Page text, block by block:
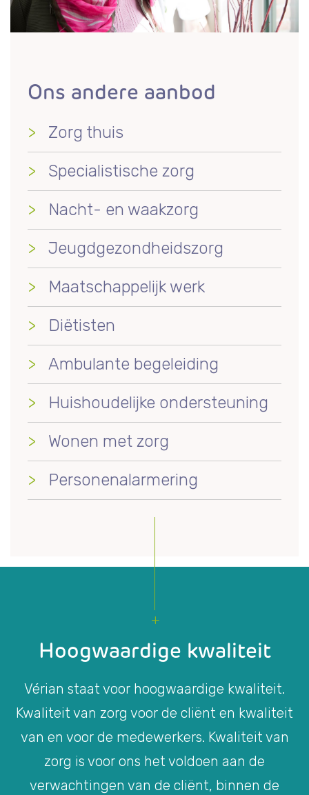
Ons andere aanbod
Zorg thuis
Specialistische zorg
Nacht- en waakzorg
Jeugdgezondheidszorg
Maatschappelijk werk
Diëtisten
Ambulante begeleiding
Huishoudelijke ondersteuning
Wonen met zorg
Personenalarmering
Hoogwaardige kwaliteit
Vérian staat voor hoogwaardige kwaliteit.
Kwaliteit van zorg voor de cliënt en kwaliteit
van en voor de medewerkers. Kwaliteit van
zorg is voor ons het voldoen aan de
verwachtingen van de cliënt, binnen de